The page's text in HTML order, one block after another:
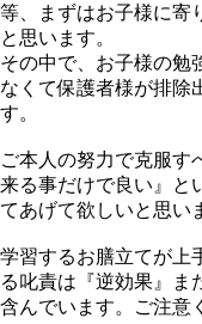
等、まずはお子様に寄
と思います。
その中で、お子様の勉
なくて保護者様が排除
す。
ご本人の努力で克服す
来る事だけで良い』と
てあげて欲しいと思い
学習するお膳立てが上
る叱責は『逆効果』ま
含んでいます。ご注意